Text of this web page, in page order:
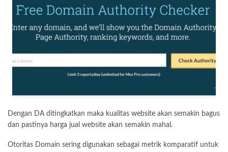
Dengan DA ditingkatkan maka kualitas website akan semakin bagus
dan pastinya harga jual website akan semakin mahal.
Otoritas Domain sering digunakan sebagai metrik komparatif untuk